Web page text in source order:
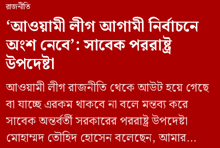
রাজনীতি
‘আওয়ামী লীগ আগামী নির্বাচনে
অংশ নেবে’: সাবেক পররাষ্ট্র
উপদেষ্টা
আওয়ামী লীগ রাজনীতি থেকে আউট হয়ে গেছে
বা যাচ্ছে এরকম থাকবে না বলে মন্তব্য করে
সাবেক অন্তর্বর্তী সরকারের পররাষ্ট্র উপদেষ্টা
মোহাম্মদ তৌহিদ হোসেন বলেছেন, আমার